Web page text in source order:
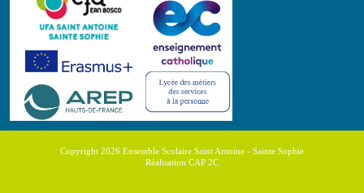
Copyright 2026 Ensemble Scolaire Saint Antoine - Sainte Sophie
Réalisation CAP 2C